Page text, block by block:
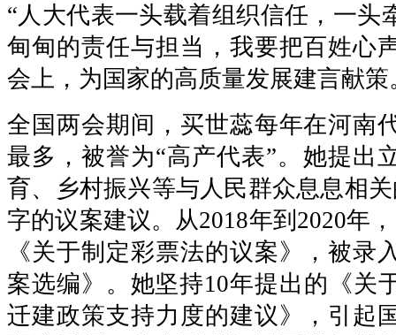
“人大代表一头载着组织信任，一头
甸甸的责任与担当，我要把百姓心
会上，为国家的高质量发展建言献策
全国两会期间，买世蕊每年在河南
最多，被誉为“高产代表”。她提出
育、乡村振兴等与人民群众息息相
字的议案建议。从2018年到2020年
《关于制定彩票法的议案》，被录
案选编》。她坚持10年提出的《关
迁建政策支持力度的建议》，引起